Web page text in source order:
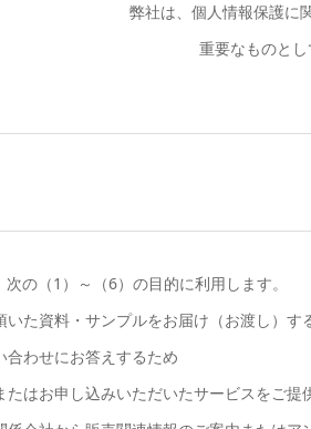
弊社は、個人情報保護に
重要なものと
の（1）～（6）の目的に利用します。
いた資料・サンプルをお届け（お渡し）す
合わせにお答えするため
たはお申し込みいただいたサービスをご提